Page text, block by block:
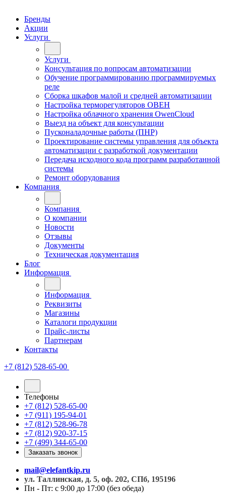
Бренды
Акции
Услуги
Услуги
Консультация по вопросам автоматизации
Обучение программированию программируемых
реле
Сборка шкафов малой и средней автоматизации
Настройка терморегуляторов ОВЕН
Настройка облачного хранения OwenCloud
Выезд на объект для консультации
Пусконаладочные работы (ПНР)
Проектирование системы управления для объекта
автоматизации с разработкой документации
Передача исходного кода программ разработанной
системы
Ремонт оборудования
Компания
Компания
О компании
Новости
Отзывы
Документы
Техническая документация
Блог
Информация
Информация
Реквизиты
Магазины
Каталоги продукции
Прайс-листы
Партнерам
Контакты
+7 (812) 528-65-00
Телефоны
+7 (812) 528-65-00
+7 (911) 195-94-01
+7 (812) 528-96-78
+7 (812) 920-37-15
+7 (499) 344-65-00
Заказать звонок
mail@elefantkip.ru
ул. Таллинская, д. 5, оф. 202, СПб, 195196
Пн - Пт: с 9:00 до 17:00 (без обеда)